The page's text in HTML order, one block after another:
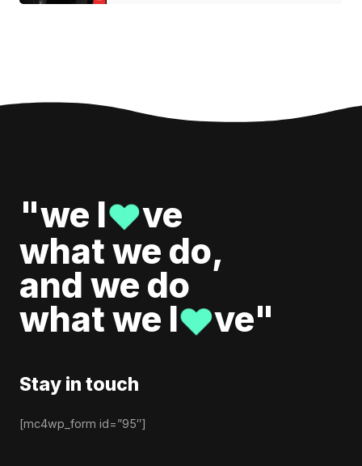
"we l♥ve
what we do,
and we do
what we l♥ve"
Stay in touch
[mc4wp_form id=”95″]